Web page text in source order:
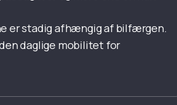
er stadig afhængig af bilfærgen.
daglige mobilitet for